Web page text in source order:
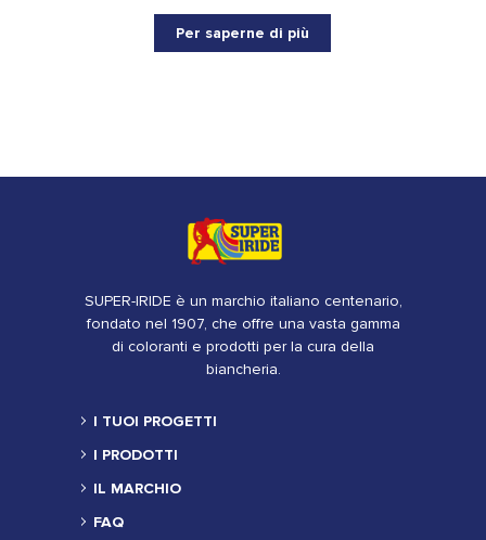
Per saperne di più
SUPER-IRIDE è un marchio italiano centenario,
fondato nel 1907, che offre una vasta gamma
di coloranti e prodotti per la cura della
biancheria.
I TUOI PROGETTI
I PRODOTTI
IL MARCHIO
FAQ